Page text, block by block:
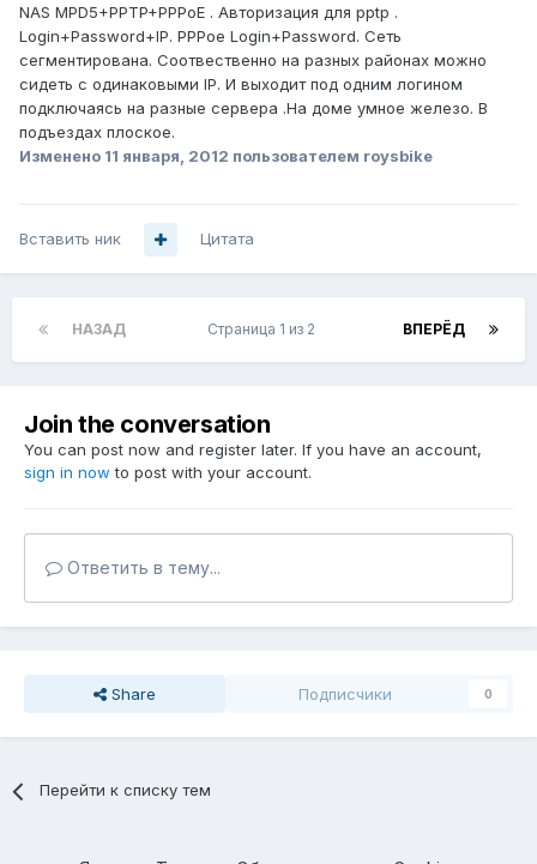
NAS MPD5+PPTP+PPPoE . Авторизация для pptp .
Login+Password+IP. PPPoe Login+Password. Сеть
сегментирована. Соотвественно на разных районах можно
сидеть с одинаковыми IP. И выходит под одним логином
подключаясь на разные сервера .На доме умное железо. В
подъездах плоское.
Изменено 11 января, 2012 пользователем roysbike
Вставить ник Цитата
НАЗАД ВПЕРЁД
Страница 1 из 2
Join the conversation
You can post now and register later. If you have an account,
sign in now to post with your account.
Ответить в тему...
Share Подписчики 0
Перейти к списку тем